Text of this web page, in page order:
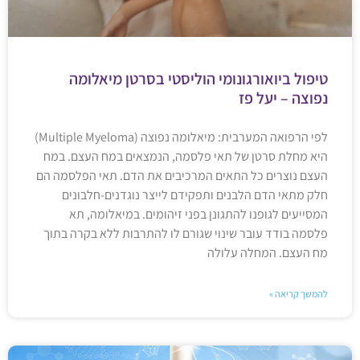
טיפול ביואורגונומי הוליסטי בסרטן מיאלומה
נפוצה – יעל פז
לפי הרפואה המערבית: מיאלומה נפוצה (Multiple Myeloma)
היא מחלת סרטן של תאי פלסמה, הנמצאים במח העצם. במח
העצם נוצרים כל התאים המרכיבים את הדם. תאי הפלסמה הם
חלק מתאי הדם הלבנים ותפקידם לייצר נוגדנים-חלבונים
המסייעים לגופנו להתגונן בפני זיהומים. במיאלומה, תא
פלסמה בודד עובר שינוי שגורם לו להתרבות ללא בקרה בתוך
מח העצם. המחלה עלולה
להמשך קריאה »